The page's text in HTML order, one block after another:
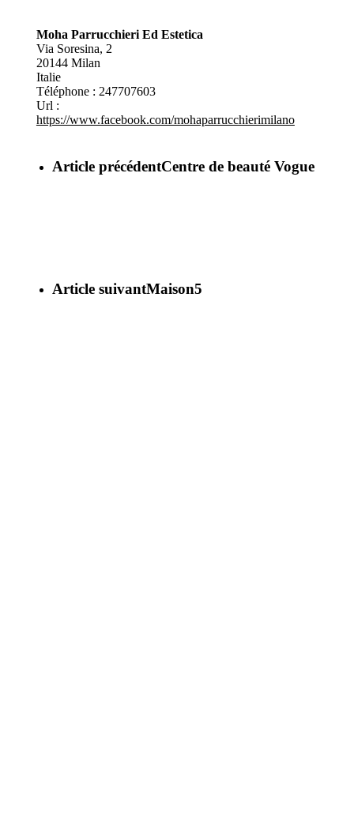
Moha Parrucchieri Ed Estetica
Via Soresina, 2
20144 Milan
Italie
Téléphone : 247707603
Url :
https://www.facebook.com/mohaparrucchierimilano
Article précédentCentre de beauté Vogue
Article suivantMaison5